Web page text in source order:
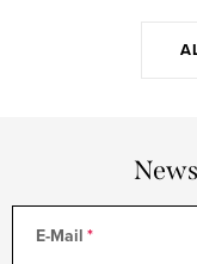
E-Mail